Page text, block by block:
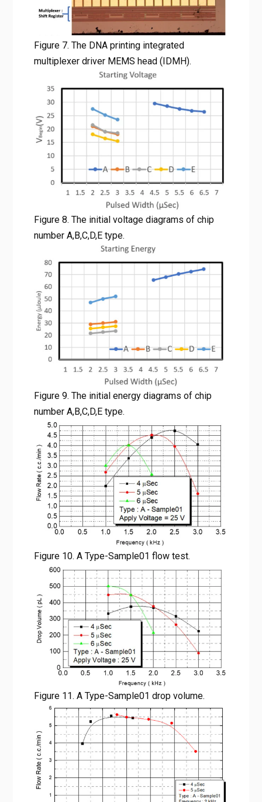
Figure 7. The DNA printing integrated
multiplexer driver MEMS head (IDMH).
Figure 8. The initial voltage diagrams of chip
number A,B,C,D,E type.
Figure 9. The initial energy diagrams of chip
number A,B,C,D,E type.
Figure 10. A Type-Sample01 flow test.
Figure 11. A Type-Sample01 drop volume.